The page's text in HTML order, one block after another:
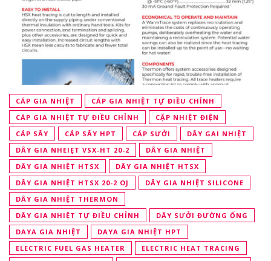
CÁP GIA NHIỆT
CÁP GIA NHIỆT TỰ ĐIỀU CHỈNH
CÁP GIA NHIỆT TỰ ĐIỀU CHỈNH
CẶP NHIỆT ĐIỆN
CÁP SẤY
CÁP SẤY HPT CÁP SƯỞI
DÂY GAI NHIỆT
DÂY GIA NHEIẸT VSX-HT 20-2
DÂY GIA NHIỆT
DÂY GIA NHIỆT HTSX
DÂY GIA NHIỆT HTSX
DÂY GIA NHIỆT HTSX 20-2 OJ
DÂY GIA NHIỆT SILICONE
DÂY GIA NHIỆT THERMON
DÂY GIA NHIỆT TỰ ĐIỀU CHỈNH
DÂY SƯỞI ĐƯỜNG ỐNG
DAYA GIA NHIỆT
DAYA GIA NHIỆT HPT
ELECTRIC FUEL GAS HEATER
ELECTRIC HEAT TRACING